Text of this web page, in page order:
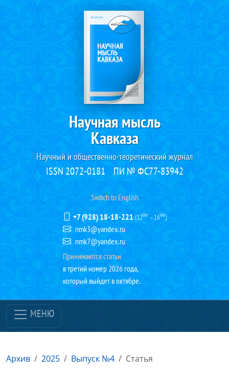
Научная мысль
Кавказа
Научный и общественно-теоретический журнал
ISSN 2072-0181 ПИ № ФС77-83942
Switch to English
+7 (928) 18-18-221(12⁰⁰ – 16⁰⁰)
nmk3@yandex.ru
nmk7@yandex.ru
Принимаются статьи
в третий номер 2026 года,
который выйдет в октябре.
МЕНЮ
Архив 2025 Выпуск №4 Статья